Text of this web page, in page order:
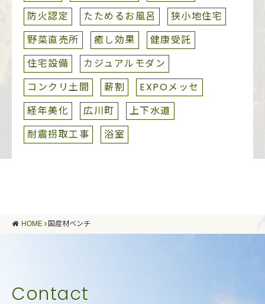
防火認定
たためるお風呂
狭小地住宅
野菜直売所
癒し効果
健康受託
住宅設備
カジュアルモダン
コンクリ土間
薪割
EXPOメッセ
経年美化
広川町
上下水道
耐震拐取工事
浴室
HOME 国産材ベンチ